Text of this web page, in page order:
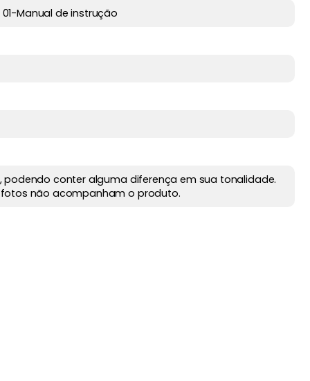
Manual de instrução
conter alguma diferença em sua tonalidade.
não acompanham o produto.